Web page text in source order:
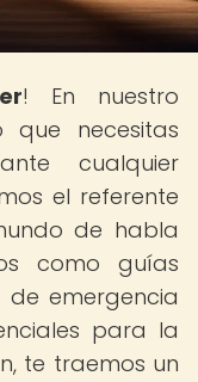
! En nuestro
necesitas
cualquier
el referente
de habla
como guías
emergencia
para la
te traemos un